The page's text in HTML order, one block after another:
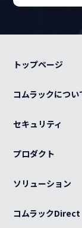
トップページ
コムラックについ
セキュリティ
プロダクト
キャビネット、部
分電盤
ソリューション
キッティング
コムラックDirect